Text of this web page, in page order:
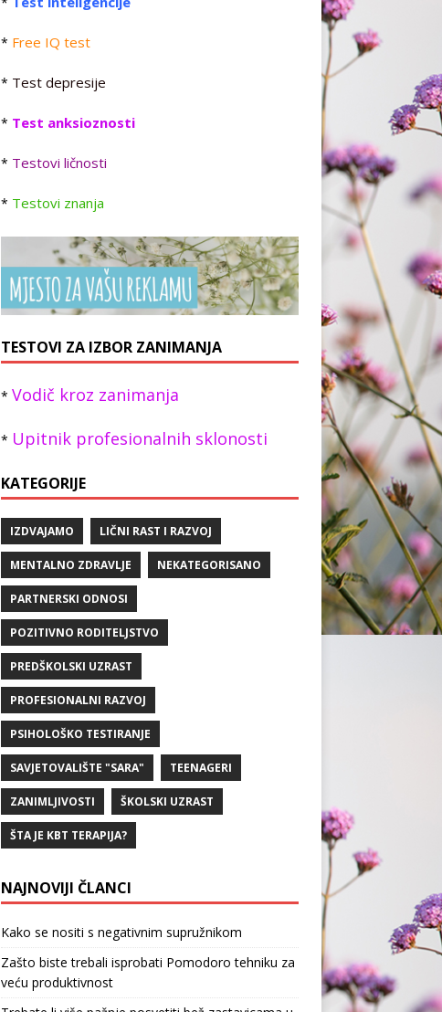
* Free IQ test
* Test depresije
* Test anksioznosti
* Testovi ličnosti
* Testovi znanja
TESTOVI ZA IZBOR ZANIMANJA
* Vodič kroz zanimanja
* Upitnik profesionalnih sklonosti
KATEGORIJE
IZDVAJAMO LIČNI RAST I RAZVOJ
MENTALNO ZDRAVLJE NEKATEGORISANO
PARTNERSKI ODNOSI
POZITIVNO RODITELJSTVO
PREDŠKOLSKI UZRAST
PROFESIONALNI RAZVOJ
PSIHOLOŠKO TESTIRANJE
SAVJETOVALIŠTE "SARA" TEENAGERI
ZANIMLJIVOSTI ŠKOLSKI UZRAST
ŠTA JE KBT TERAPIJA?
NAJNOVIJI ČLANCI
Kako se nositi s negativnim supružnikom
Zašto biste trebali isprobati Pomodoro tehniku za
veću produktivnost